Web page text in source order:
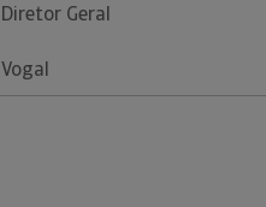
Diretor Geral
Vogal